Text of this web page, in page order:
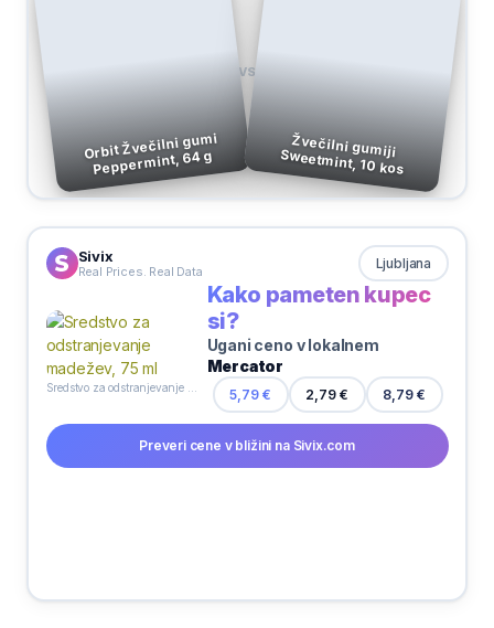
Orbit Žvečilni gumi
Peppermint, 64 g
VS
Žvečilni gumiji
Sweetmint, 10 kos
Sivix
Real Prices. Real Data Ljubljana
Kako pameten kupec
si?
Ugani ceno v lokalnem
Mercator
5,79 € 2,79 € 8,79 €
Preveri cene v bližini na Sivix.com